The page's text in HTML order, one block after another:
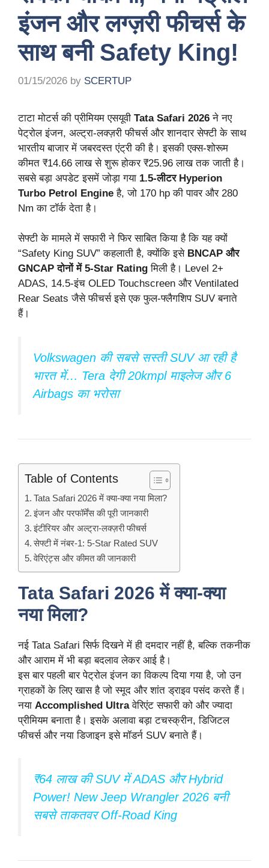
इंजन और लग्ज़री फीचर्स के
साथ बनी Safety King!
01/15/2026 by SCERTUP
टाटा मोटर्स की प्रीमियम एसयूवी Tata Safari 2026 ने नए
पेट्रोल इंजन, अल्ट्रा-लक्ज़री फीचर्स और शानदार सेफ्टी के साथ
भारतीय बाजार में जबरदस्त एंट्री की है। इसकी एक्स-शोरूम
कीमत ₹14.66 लाख से शुरू होकर ₹25.96 लाख तक जाती है।
सबसे बड़ा अपडेट इसमें जोड़ा गया 1.5-लीटर Hyperion
Turbo Petrol Engine है, जो 170 hp की पावर और 280
Nm का टॉर्क देता है।
सेफ्टी के मामले में सफारी ने फिर साबित किया है कि यह क्यों
“Safety King SUV” कहलाती है, क्योंकि इसे BNCAP और
GNCAP दोनों में 5-Star Rating मिली है। Level 2+
ADAS, 14.5-इंच OLED Touchscreen और Ventilated
Rear Seats जैसे फीचर्स इसे एक फुल-फ्लैगशिप SUV बनाते
हैं।
Volkswagen की सबसे सस्ती SUV आ रही है
भारत में… Tera देगी 20kmpl माइलेज और 6
Airbags का भरोसा
Table of Contents
Tata Safari 2026 में क्या-क्या नया मिला?
इंजन और परफॉर्मेंस की पूरी जानकारी
इंटीरियर और अल्ट्रा-लक्ज़री फीचर्स
सेफ्टी में नंबर-1: 5-Star Rated SUV
वेरिएंट्स और कीमत की जानकारी
Tata Safari 2026 में क्या-क्या
नया मिला?
नई Tata Safari सिर्फ दिखने में ही दमदार नहीं है, बल्कि तकनीक
और आराम में भी बड़ा बदलाव लेकर आई है।
इस बार पहली बार पेट्रोल इंजन का विकल्प दिया गया है, जो उन
ग्राहकों के लिए खास है जो स्मूद और शांत ड्राइव पसंद करते हैं।
नया Accomplished Ultraवेरिएंट सफारी को और ज्यादा
प्रीमियम बनाता है। इसके अलावा बड़ा टचस्क्रीन, डिजिटल
फीचर्स और नया डिजाइन इसे मॉडर्न SUV बनाते हैं।
₹64 लाख की SUV में ADAS और Hybrid
Power! New Jeep Wrangler 2026 बनी
सबसे ताकतवर Off-Road King